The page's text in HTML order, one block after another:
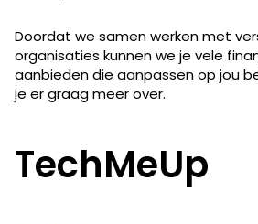
Doordat we samen werken met
organisaties kunnen we je vele
aanbieden die aanpassen op jou
je er graag meer over.
TechMeUp